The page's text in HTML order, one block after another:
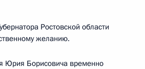
Ростовской области
желанию.
Юрия Борисовича временно